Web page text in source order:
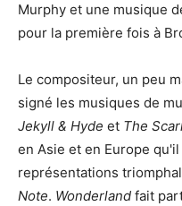
Murphy et une musique
pour la première fois à
Le compositeur, un peu
signé les musiques de
Jekyll & Hyde et The
en Asie et en Europe
représentations
Note. Wonderland fait